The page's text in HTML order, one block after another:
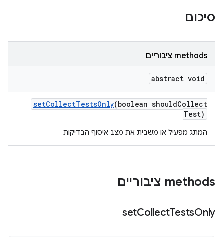
סיכום
‫methods ציבוריים
abstract void
setCollectTestsOnly(boolean shouldCollect
Test)
המתג מפעיל או משבית את מצב איסוף הבדיקות
‫methods ציבוריים
setCollectTestsOnly